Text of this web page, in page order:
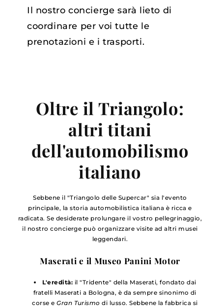
Il nostro concierge sarà lieto di
coordinare per voi tutte le
prenotazioni e i trasporti.
Oltre il Triangolo:
altri titani
dell'automobilismo
italiano
Sebbene il "Triangolo delle Supercar" sia l'evento
principale, la storia automobilistica italiana è ricca e
radicata. Se desiderate prolungare il vostro pellegrinaggio,
il nostro concierge può organizzare visite ad altri musei
leggendari.
Maserati e il Museo Panini Motor
L'eredità: il "Tridente" della Maserati, fondato dai
fratelli Maserati a Bologna, è da sempre sinonimo di
corse eGran Turismo di lusso. Sebbene la fabbrica si